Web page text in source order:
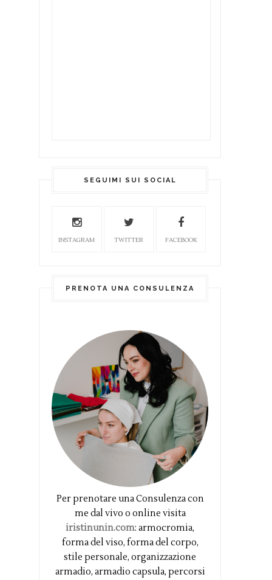
SEGUIMI SUI SOCIAL
INSTAGRAM TWITTER FACEBOOK
PRENOTA UNA CONSULENZA
Per prenotare una Consulenza con
me dal vivo o online visita
iristinunin.com: armocromia,
forma del viso, forma del corpo,
stile personale, organizzazione
armadio, armadio capsula, percorsi